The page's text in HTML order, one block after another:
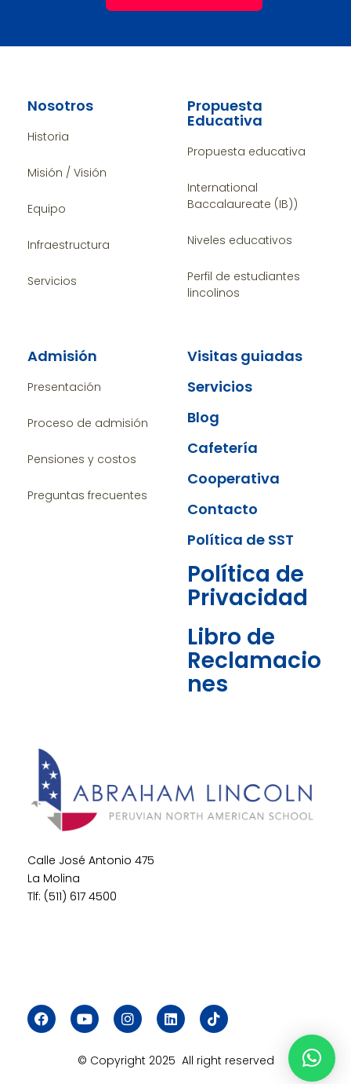
Nosotros
Historia
Misión / Visión
Equipo
Infraestructura
Servicios
Propuesta
Educativa
Propuesta educativa
International
Baccalaureate (IB))
Niveles educativos
Perfil de estudiantes
lincolinos
Admisión
Presentación
Proceso de admisión
Pensiones y costos
Preguntas frecuentes
Visitas guiadas
Servicios
Blog
Cafetería
Cooperativa
Contacto
Política de SST
Política de
Privacidad
Libro de
Reclamacio
nes
Calle José Antonio 475
La Molina
Tlf: (511) 617 4500
© Copyright 2025 All right reserved